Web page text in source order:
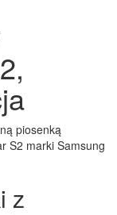
piosenką
S2 marki Samsung
z